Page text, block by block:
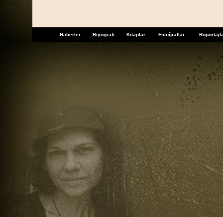
Haberler Biyografi Kitaplar Fotoğraflar